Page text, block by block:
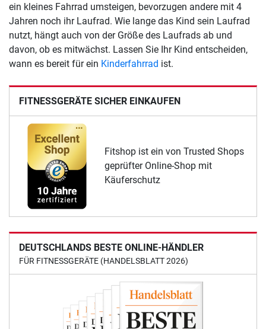
FITNESSGERÄTE SICHER EINKAUFEN
Fitshop ist ein von Trusted Shops
geprüfter Online-Shop mit
Käuferschutz
DEUTSCHLANDS BESTE ONLINE-HÄNDLER
FÜR FITNESSGERÄTE (HANDELSBLATT 2026)
ein kleines Fahrrad umsteigen, bevorzugen andere mit 4
Jahren noch ihr Laufrad. Wie lange das Kind sein Laufrad
nutzt, hängt auch von der Größe des Laufrads ab und
davon, ob es mitwächst. Lassen Sie Ihr Kind entscheiden,
wann es bereit für ein Kinderfahrrad ist.